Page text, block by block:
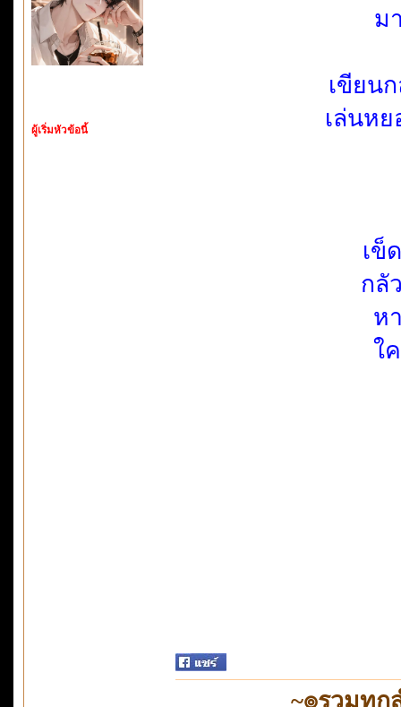
ผู้เริ่มหัวข้อนี้
ม
เขียน
เล่นห
เข็
กลั
ห
ใ
~๏รวมทุ